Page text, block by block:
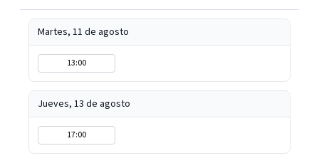
Martes, 11 de agosto
13:00
Jueves, 13 de agosto
17:00